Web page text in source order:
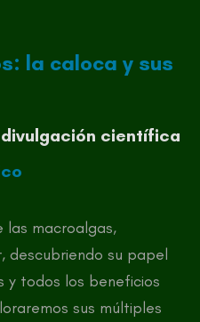
la caloca y sus
científica
las macroalgas,
descubriendo su papel
y todos los beneficios
sus múltiples